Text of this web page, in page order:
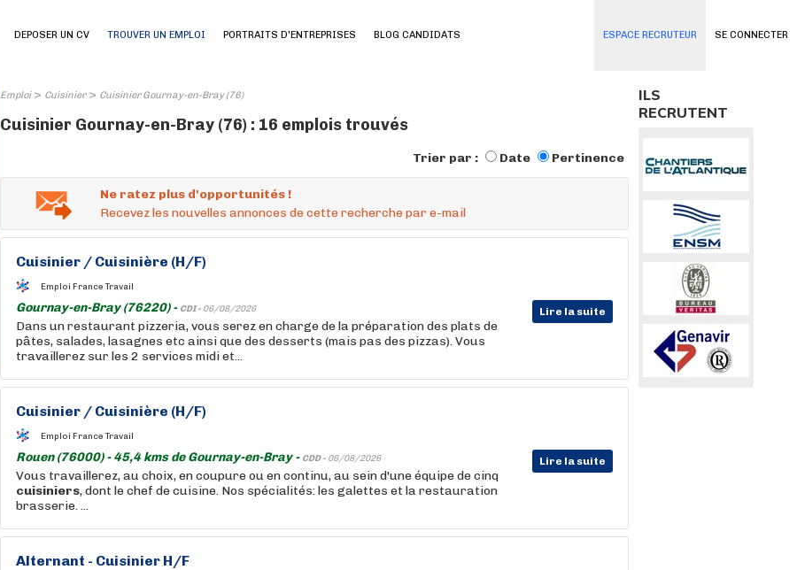
SE CONNECTER
DEPOSER UN CV TROUVER UN EMPLOI PORTRAITS D'ENTREPRISES BLOG CANDIDATS ESPACE RECRUTEUR
Emploi> Cuisinier> Cuisinier Gournay-en-Bray (76)
Cuisinier Gournay-en-Bray (76) : 16 emplois trouvés
Trier par : Date Pertinence
Ne ratez plus d'opportunités !
Recevez les nouvelles annonces de cette recherche par e-mail
Cuisinier / Cuisinière (H/F)
Emploi France Travail
Gournay-en-Bray (76220) - CDI - 06/08/2026 Lire la suite
Dans un restaurant pizzeria, vous serez en charge de la préparation des plats de
pâtes, salades, lasagnes etc ainsi que des desserts (mais pas des pizzas). Vous
travaillerez sur les 2 services midi et...
Cuisinier / Cuisinière (H/F)
Emploi France Travail
Rouen (76000) - 45,4 kms de Gournay-en-Bray - CDD - 06/08/2026 Lire la suite
Vous travaillerez, au choix, en coupure ou en continu, au sein d'une équipe de cinq
cuisiniers, dont le chef de cuisine. Nos spécialités: les galettes et la restauration
brasserie. ...
Alternant - Cuisinier H/F
ILS
RECRUTENT